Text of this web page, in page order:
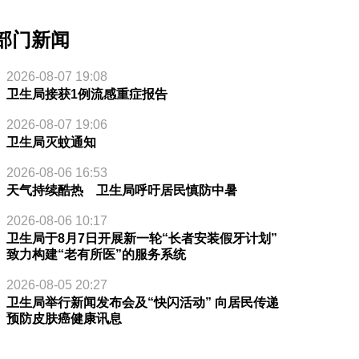
门新闻
2026-08-07 19:08
卫生局接获1例流感重症报告
2026-08-07 19:06
卫生局灭蚊通知
2026-08-06 16:53
天气持续酷热 卫生局呼吁居民慎防中暑
2026-08-06 10:17
卫生局于8月7日开展新一轮“长者安装假牙计划”
致力构建“老有所医”的服务系统
2026-08-05 20:27
卫生局举行新闻发布会及“快闪活动” 向居民传递
预防皮肤癌健康讯息